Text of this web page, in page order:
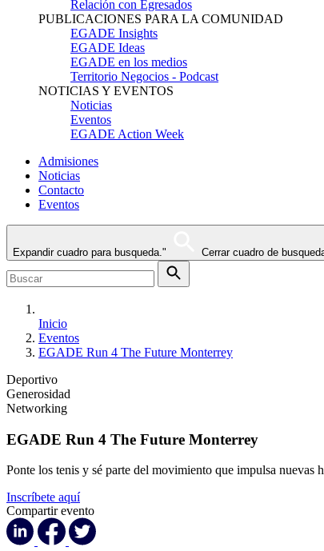
Relación con Egresados
PUBLICACIONES PARA LA COMUNIDAD
EGADE Insights
EGADE Ideas
EGADE en los medios
Territorio Negocios - Podcast
NOTICIAS Y EVENTOS
Noticias
Eventos
EGADE Action Week
Admisiones
Noticias
Contacto
Eventos
Expandir cuadro para busqueda." Cerrar cuadro de
Inicio
Eventos
EGADE Run 4 The Future Monterrey
Deportivo
Generosidad
Networking
EGADE Run 4 The Future Monterrey
Ponte los tenis y sé parte del movimiento que impulsa nuevas
Inscríbete aquí
Compartir evento